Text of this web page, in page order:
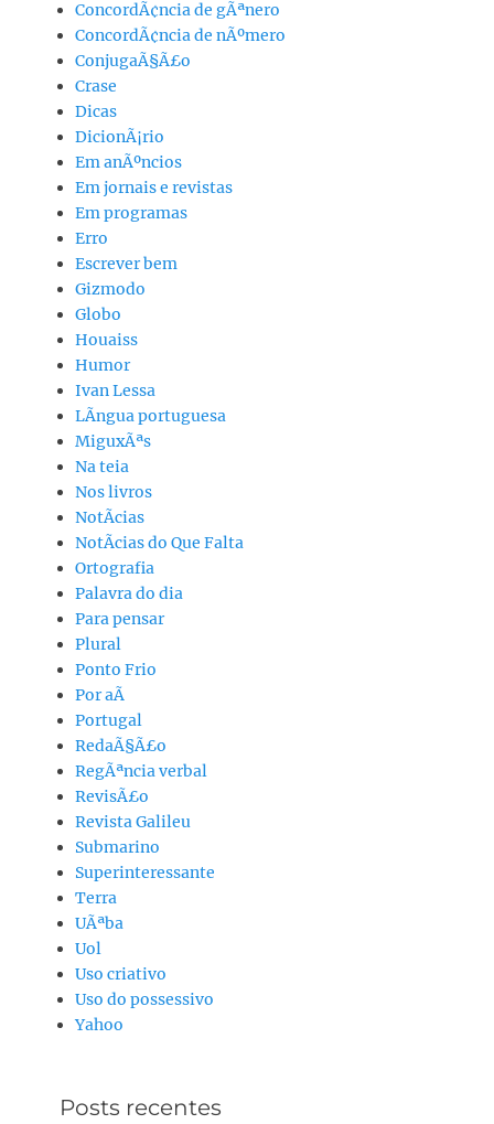
ConcordÃ¢ncia de gÃªnero
ConcordÃ¢ncia de nÃºmero
ConjugaÃ§Ã£o
Crase
Dicas
DicionÃ¡rio
Em anÃºncios
Em jornais e revistas
Em programas
Erro
Escrever bem
Gizmodo
Globo
Houaiss
Humor
Ivan Lessa
LÃ­ngua portuguesa
MiguxÃªs
Na teia
Nos livros
NotÃ­cias
NotÃ­cias do Que Falta
Ortografia
Palavra do dia
Para pensar
Plural
Ponto Frio
Por aÃ­
Portugal
RedaÃ§Ã£o
RegÃªncia verbal
RevisÃ£o
Revista Galileu
Submarino
Superinteressante
Terra
UÃªba
Uol
Uso criativo
Uso do possessivo
Yahoo
Posts recentes